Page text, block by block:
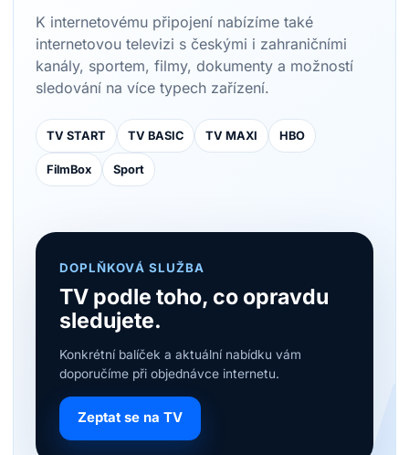
K internetovému připojení nabízíme také
internetovou televizi s českými i zahraničními
kanály, sportem, filmy, dokumenty a možností
sledování na více typech zařízení.
TV START TV BASIC TV MAXI HBO
FilmBox Sport
DOPLŇKOVÁ SLUŽBA
TV podle toho, co opravdu
sledujete.
Konkrétní balíček a aktuální nabídku vám
doporučíme při objednávce internetu.
Zeptat se na TV